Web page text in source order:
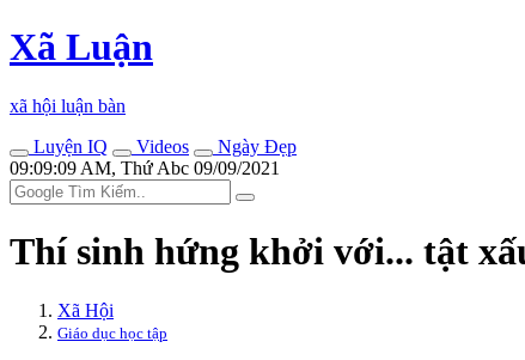
Xã Luận
xã hội luận bàn
Luyện IQ
Videos
Ngày Đẹp
09:09:09 AM, Thứ Abc 09/09/2021
Thí sinh hứng khởi với... tật
Xã Hội
Giáo dục học tập